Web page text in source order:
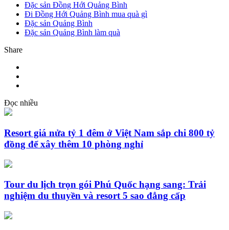
Đặc sản Đồng Hới Quảng Bình
Đi Đồng Hới Quảng Bình mua quà gì
Đặc sản Quảng Bình
Đặc sản Quảng Bình làm quà
Share
Đọc nhiều
Resort giá nửa tỷ 1 đêm ở Việt Nam sắp chi 800 tỷ
đồng để xây thêm 10 phòng nghỉ
Tour du lịch trọn gói Phú Quốc hạng sang: Trải
nghiệm du thuyền và resort 5 sao đẳng cấp